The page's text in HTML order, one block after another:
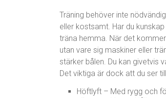
Träning behöver inte
eller kostsamt. Har du
träna hemma. När det
utan vare sig maskiner eller
stärker bålen. Du kan givetvis
Det viktiga är dock att du ser
Höftlyft – Med rygg och